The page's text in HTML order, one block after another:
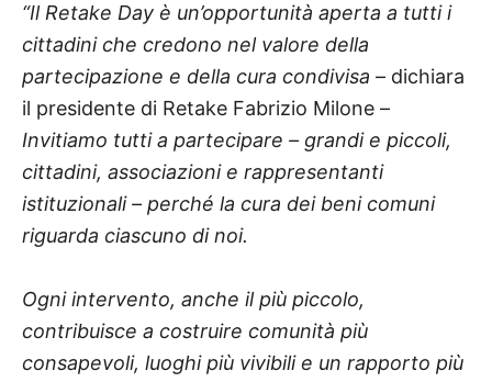
“Il Retake Day è un’opportunità aperta a tutti i
cittadini che credono nel valore della
partecipazione e della cura condivisa – dichiara
il presidente di Retake Fabrizio Milone –
Invitiamo tutti a partecipare – grandi e piccoli,
cittadini, associazioni e rappresentanti
istituzionali – perché la cura dei beni comuni
riguarda ciascuno di noi.
Ogni intervento, anche il più piccolo,
contribuisce a costruire comunità più
consapevoli, luoghi più vivibili e un rapporto più